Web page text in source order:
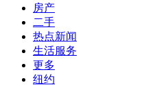
房产
二手
热点新闻
生活服务
更多
纽约